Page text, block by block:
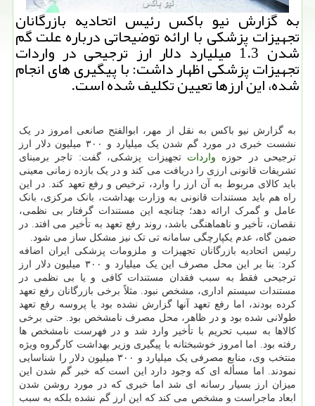
به گزارش نیو باکس رئیس اتحادیه بازرگانان
تجهیزات پزشکی با ارائه توضیحاتی درباره علت گم
شدن 1.3 میلیارد دلار ارز ترجیحی در واردات
تجهیزات پزشکی اظهار داشت: با پیگیری های انجام
شده، این ارزها تعیین تکلیف شده است.
به گزارش نیو باکس به نقل از مهر، ابوالفتح صانعی امروز در یک
نشست خبری در مورد گم شدن یک میلیارد و ۳۰۰ میلیون دلار ارز
ترجیحی در حوزه واردات تجهیزات پزشکی، گفت: تاجر برمبنای
تشریفات قانونی ارزی را دریافت می کند و در یک بازده زمانی معینی
باید کالای مربوط به آن ارز را وارد، ترخیص و رفع تعهد کند. در این
راه هم باید مستندات قانونی به وزارت بهداشت، بانک مرکزی، بانک
عامل و گمرک ارائه دهد؛ چنانچه این مستندات گرفتار بی نظمی،
نقصان، تأخیر و ناهماهنگی باشد، روند رفع تعهد به تأخیر می افتد. در
ضمن گاه، عدم یکپارچگی سامانه تی تک نیز مشکل ساز می شود.
رئیس اتحادیه بازرگانان تجهیزات و ملزومات پزشکی ایران اضافه
کرد: بنا بر این محل مصرف این یک میلیارد و ۳۰۰ میلیون دلار ارز
ترجیحی فقط به سبب فقدان مستندات کافی و یا بی نظمی در
مستندات سیستم اداری، مشخص نبود. مثلاً برخی بازرگانان رفع تعهد
کرده بودند، اما رفع تعهد آنها گزارش نشده بود یا پروسه رفع تعهد
طولانی شده بود و در ظاهر، محل مصرف نامشخص بود. حتی برخی
کالاها به سبب تحریم با تأخیر وارد شد و در فهرست نامشخص ها
رفته بود. اما امروز خوشبختانه با پیگیری وزیر بهداشت کارگروه ویژه
منتخب وی، منابع مصرفی یک میلیارد و ۳۰۰ میلیون دلار را شناسایی
نمودند. اما مسأله ای که وجود دارد این است که خبر گم شدن این
میزان ارز بسیار رسانه ای شد اما خبری که در مورد روشن شدن
ابعاد ماجراست و مشخص می کند که این ارز گم نشده بلکه به سبب